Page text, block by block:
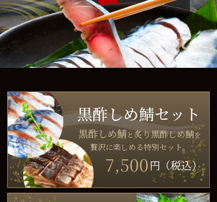
黒酢しめ鯖セット
黒酢しめ鯖 と炙り黒酢しめ鯖を
贅沢に楽しめる特別セット。
7,500円（税込）